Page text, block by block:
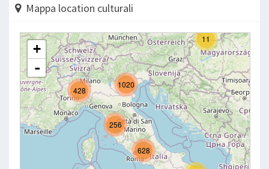
Mappa location culturali